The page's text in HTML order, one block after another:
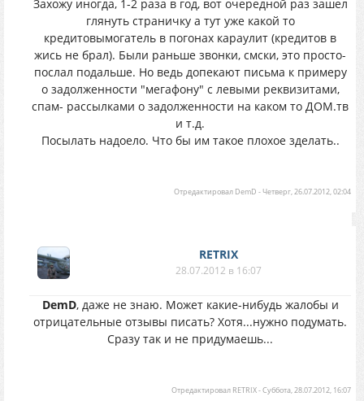
Захожу иногда, 1-2 раза в год, вот очередной раз зашел
глянуть страничку а тут уже какой то
кредитовымогатель в погонах караулит (кредитов в
жись не брал). Были раньше звонки, смски, это просто-
послал подальше. Но ведь допекают письма к примеру
о задолженности "мегафону" с левыми реквизитами,
спам- рассылками о задолженности на каком то ДОМ.тв
и т.д.
Посылать надоело. Что бы им такое плохое зделать..
Отредактировал DemD -Четверг, 26.07.2012, 02:04
RETRIX
28.07.2012 в 16:07
DemD, даже не знаю. Может какие-нибудь жалобы и
отрицательные отзывы писать? Хотя...нужно подумать.
Сразу так и не придумаешь...
Отредактировал RETRIX-Суббота, 28.07.2012, 16:07